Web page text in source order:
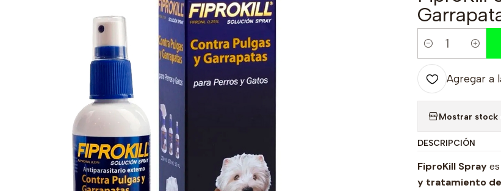
Cantidad
Agregar a
Mostrar stock
DESCRIPCIÓN
FiproKill Spray
y tratamiento